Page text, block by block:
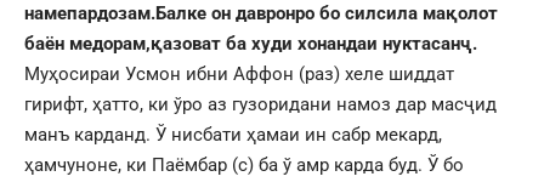
намепардозам.Балке он давронро бо силсила мақолот
баён медорам,қазоват ба худи хонандаи нуктасанҷ.
Муҳосираи Усмон ибни Аффон (раз) хеле шиддат
гирифт, ҳатто, ки ўро аз гузоридани намоз дар масҷид
манъ карданд. Ў нисбати ҳамаи ин сабр мекард,
ҳамчуноне, ки Паёмбар (с) ба ў амр карда буд. Ў бо